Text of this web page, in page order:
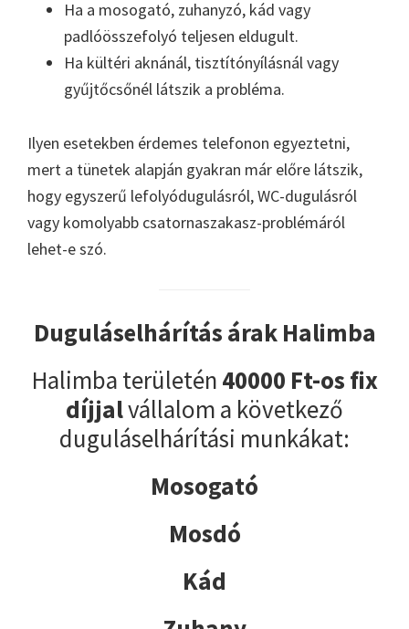
Ha a mosogató, zuhanyzó, kád vagy
padlóösszefolyó teljesen eldugult.
Ha kültéri aknánál, tisztítónyílásnál vagy
gyűjtőcsőnél látszik a probléma.
Ilyen esetekben érdemes telefonon egyeztetni,
mert a tünetek alapján gyakran már előre látszik,
hogy egyszerű lefolyódugulásról, WC-dugulásról
vagy komolyabb csatornaszakasz-problémáról
lehet-e szó.
Duguláselhárítás árak Halimba
Halimba területén 40000 Ft-os fix
díjjalvállalom a következő
duguláselhárítási munkákat:
Mosogató
Mosdó
Kád